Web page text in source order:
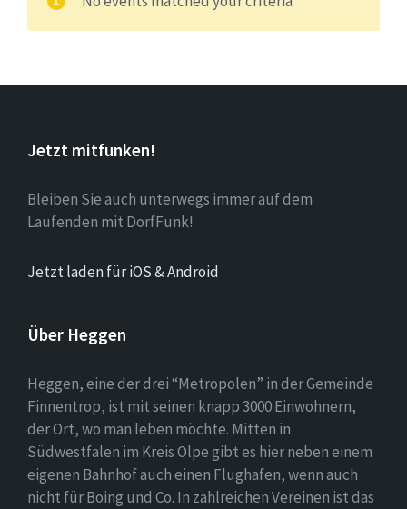
Jetzt mitfunken!
Bleiben Sie auch unterwegs immer auf dem
Laufenden mit DorfFunk!
Jetzt laden für iOS & Android
Über Heggen
Heggen, eine der drei “Metropolen” in der Gemeinde
Finnentrop, ist mit seinen knapp 3000 Einwohnern,
der Ort, wo man leben möchte. Mitten in
Südwestfalen im Kreis Olpe gibt es hier neben einem
eigenen Bahnhof auch einen Flughafen, wenn auch
nicht für Boing und Co. In zahlreichen Vereinen ist das